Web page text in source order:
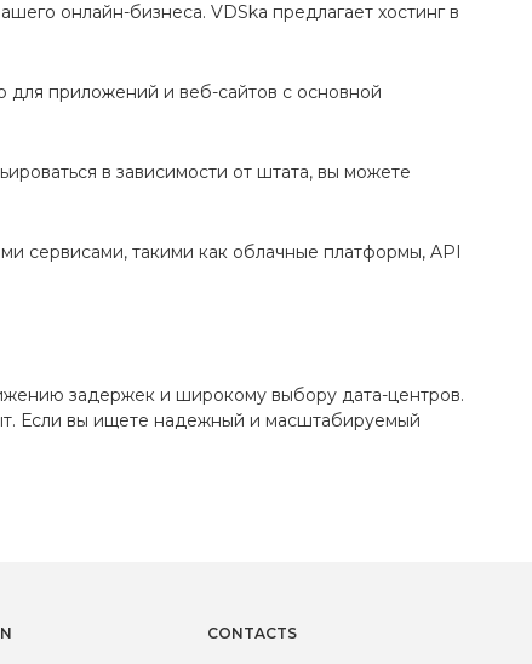
онлайн-бизнеса. VDSka предлагает хостинг в
приложений и веб-сайтов с основной
в зависимости от штата, вы можете
сервисами, такими как облачные платформы, API
задержек и широкому выбору дата-центров.
Если вы ищете надежный и масштабируемый
CONTACTS